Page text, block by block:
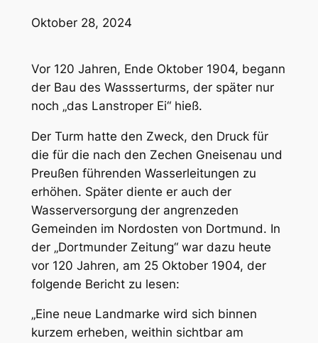
Oktober 28, 2024
Vor 120 Jahren, Ende Oktober 1904, begann
der Bau des Wassserturms, der später nur
noch „das Lanstroper Ei“ hieß.
Der Turm hatte den Zweck, den Druck für
die für die nach den Zechen Gneisenau und
Preußen führenden Wasserleitungen zu
erhöhen. Später diente er auch der
Wasserversorgung der angrenzeden
Gemeinden im Nordosten von Dortmund. In
der „Dortmunder Zeitung“ war dazu heute
vor 120 Jahren, am 25 Oktober 1904, der
folgende Bericht zu lesen:
„Eine neue Landmarke wird sich binnen
kurzem erheben, weithin sichtbar am